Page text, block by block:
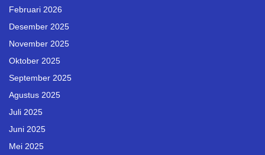
Februari 2026
Desember 2025
November 2025
Oktober 2025
September 2025
Agustus 2025
Juli 2025
Juni 2025
Mei 2025